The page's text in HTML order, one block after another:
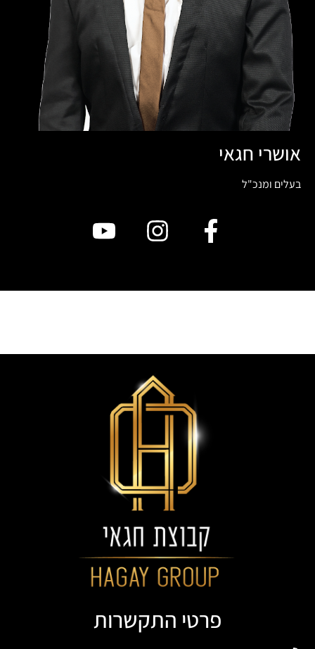
אושרי חגאי
בעלים ומנכ"ל
פרטי התקשרות